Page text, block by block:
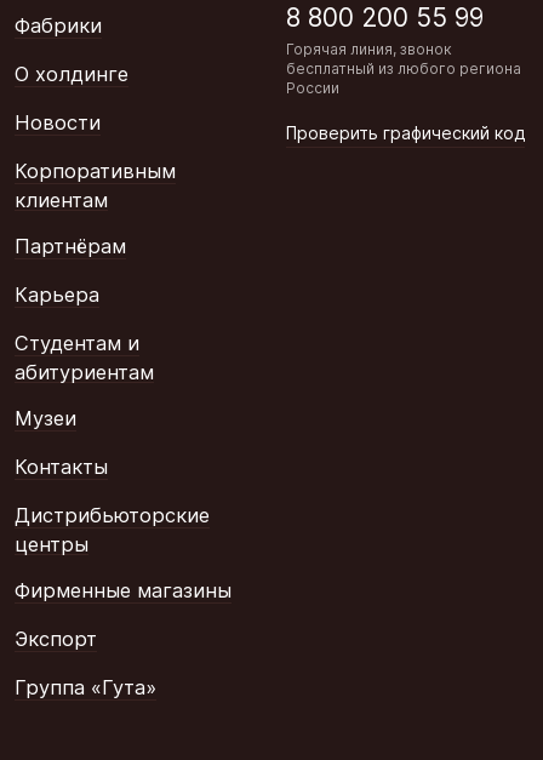
Фабрики
О холдинге
Новости
Корпоративным
клиентам
Партнёрам
Карьера
Студентам и
абитуриентам
Музеи
Контакты
Дистрибьюторские
центры
Фирменные магазины
Экспорт
Группа «Гута»
8 800 200 55 99
Горячая линия, звонок
бесплатный из любого региона
России
Проверить графический код